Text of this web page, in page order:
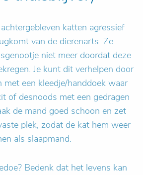
katten agressief
van de dierenarts. Ze
niet meer doordat deze
Je kunt dit verhelpen door
een kleedje/handdoek waar
of desnoods met een gedragen
de mand goed schoon en zet
plek, zodat de kat hem weer
als slaapmand.
Bedenk dat het levens kan